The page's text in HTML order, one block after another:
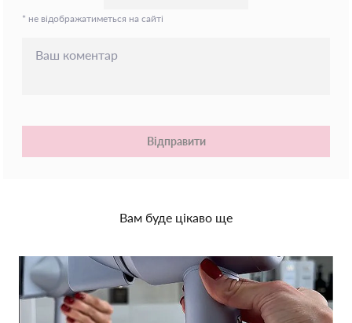
* не відображатиметься на сайті
Відправити
Вам буде цікаво ще